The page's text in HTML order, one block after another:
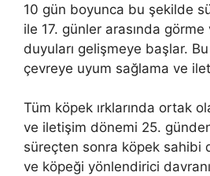
10 gün boyunca bu şekilde
ile 17. günler arasında
duyuları gelişmeye başlar.
çevreye uyum sağlama ve
Tüm köpek ırklarında ortak
ve iletişim dönemi 25.
süreçten sonra köpek sahibi
ve köpeği yönlendirici